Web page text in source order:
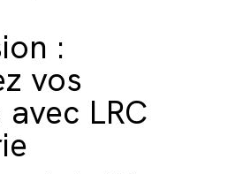
:
vos
LRC